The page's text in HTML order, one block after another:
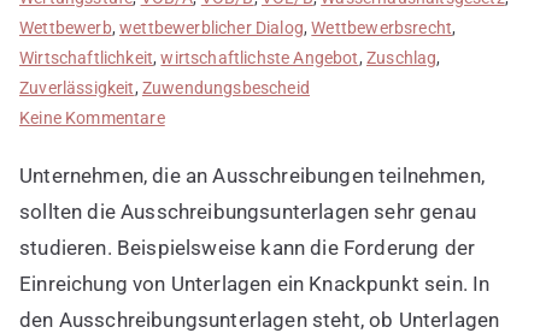
Wettbewerb,wettbewerblicher Dialog,Wettbewerbsrecht,
Wirtschaftlichkeit,wirtschaftlichste Angebot, Zuschlag,
Zuverlässigkeit, Zuwendungsbescheid
Keine Kommentarezu
3:
Ausschreibungsunterlagen
nicht
lesen
Unternehmen, die an Ausschreibungen teilnehmen,
sollten die Ausschreibungsunterlagen sehr genau
studieren. Beispielsweise kann die Forderung der
Einreichung von Unterlagen ein Knackpunkt sein. In
den Ausschreibungsunterlagen steht, ob Unterlagen